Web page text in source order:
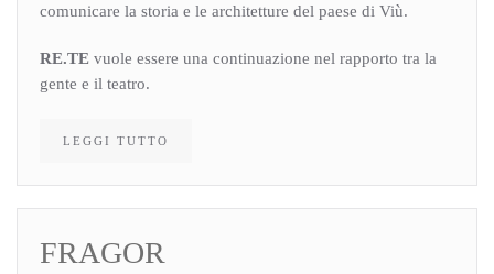
comunicare la storia e le architetture del paese di Viù.
RE.TE vuole essere una continuazione nel rapporto tra la
gente e il teatro.
LEGGI TUTTO
FRAGOR